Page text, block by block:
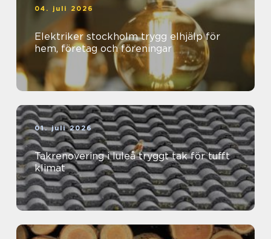
04. juli 2026
Elektriker stockholm trygg elhjälp för
hem, företag och föreningar
01. juli 2026
Takrenovering i luleå tryggt tak för tufft
klimat